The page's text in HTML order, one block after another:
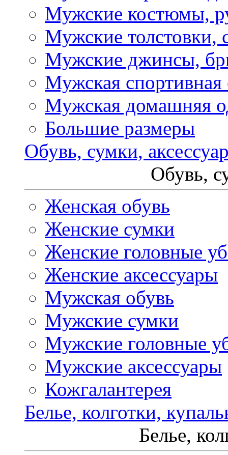
Мужские костюмы,
Мужские толстовки,
Мужские джинсы,
Мужская спортивная
Мужская домашняя
Большие размеры
Обувь, сумки,
Обувь,
Женская обувь
Женские сумки
Женские головные
Женские аксессуары
Мужская обувь
Мужские сумки
Мужские головные
Мужские аксессуары
Кожгалантерея
Белье, колготки,
Белье,